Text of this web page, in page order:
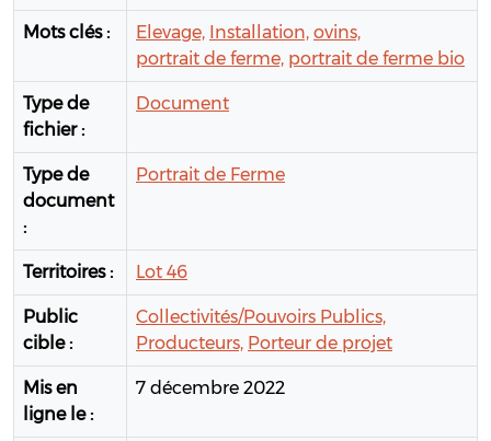
Mots clés : Elevage, Installation, ovins,
portrait de ferme, portrait de ferme bio
Type de
fichier :
Document
Type de
document
:
Portrait de Ferme
Territoires : Lot 46
Public
cible :
Collectivités/Pouvoirs Publics,
Producteurs, Porteur de projet
Mis en
ligne le :
7 décembre 2022